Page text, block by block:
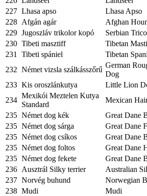
227 Lhasa apso
Lhasa Apso
228 Afgán agár
Afghan
229 Jugoszláv trikolor kopó
Serbian
230 Tibeti masztiff
Tibetan
231
Tibeti spániel
Tibetan
232 Német vizsla szálkásszőrű
German
Dog
233 Kis oroszlánkutya
Little Lion
234
Mexikói Meztelen Kutya
Standard
Mexican
235 Német dog kék
Great Dane
235 Német dog sárga
Great Dane
235 Német dog csíkos
Great Dane
235 Német dog foltos
Great Dane
235 Német dog fekete
Great Dane
236 Ausztrál Silky terrier
Australian
237 Norvég buhund
Norwegian
238 Mudi
Mudi